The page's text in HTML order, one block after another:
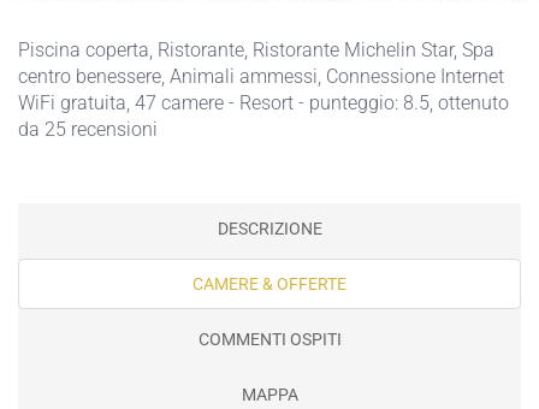
Piscina coperta, Ristorante, Ristorante Michelin Star, Spa
centro benessere, Animali ammessi, Connessione Internet
WiFi gratuita, 47 camere - Resort - punteggio: 8.5, ottenuto
da 25 recensioni
DESCRIZIONE
CAMERE & OFFERTE
COMMENTI OSPITI
MAPPA